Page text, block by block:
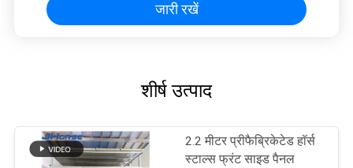
जारी रखें
शीर्ष उत्पाद
2.2 मीटर प्रीफैब्रिकेटेड हॉर्स
स्टाल्स फ्रंट साइड पैनल